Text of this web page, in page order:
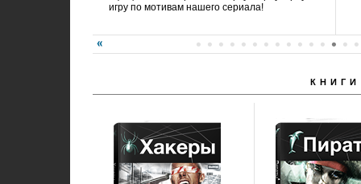
игру по мотивам нашего сериала!
КНИГИ